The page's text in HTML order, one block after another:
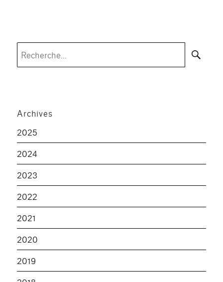
Archives
2025
2024
2023
2022
2021
2020
2019